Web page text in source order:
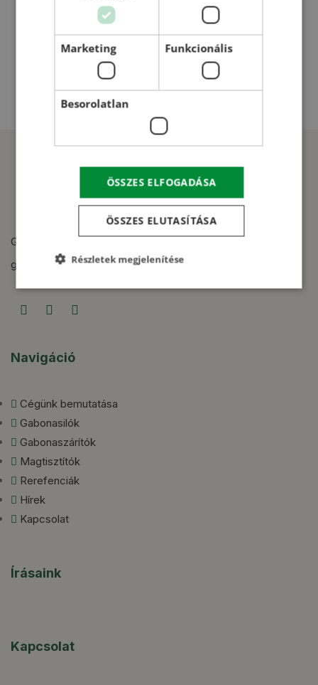
Gabonasilók, gabonaszárítók, magtisztítók tervezése,
gyártása és kivitelezése.
Navigáció
Cégünk bemutatása
Gabonasilók
Gabonaszárítók
Magtisztítók
Rerefenciák
Hírek
Kapcsolat
Írásaink
Kapcsolat
Marketing Funkcionális
Besorolatlan
ÖSSZES ELFOGADÁSA
ÖSSZES ELUTASÍTÁSA
Részletek megjelenítése